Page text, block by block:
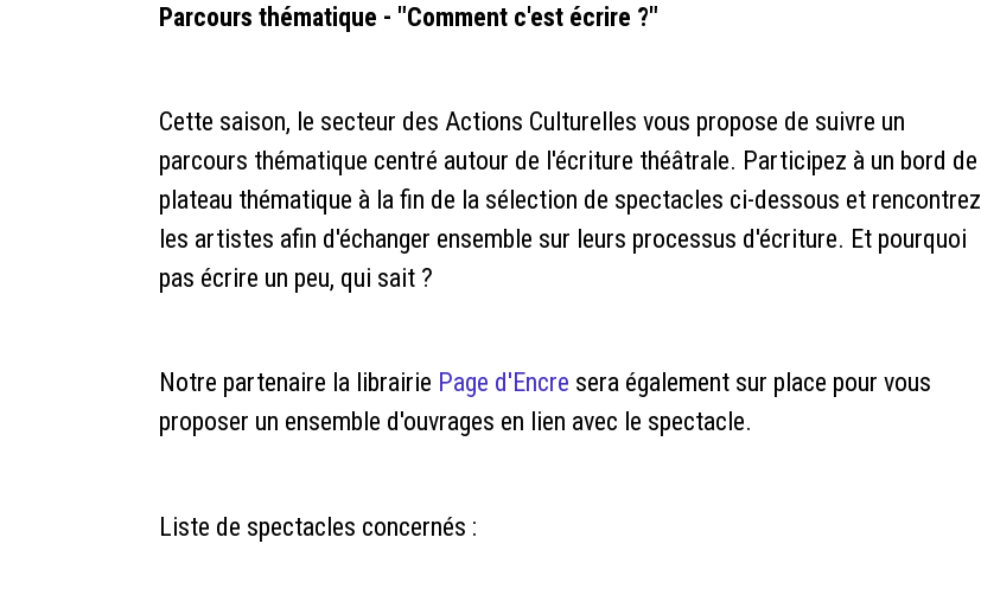
Parcours thématique - "Comment c'est écrire ?"
Cette saison, le secteur des Actions Culturelles vous propose de suivre un
parcours thématique centré autour de l'écriture théâtrale. Participez à un bord de
plateau thématique à la fin de la sélection de spectacles ci-dessous et rencontrez
les artistes afin d'échanger ensemble sur leurs processus d'écriture. Et pourquoi
pas écrire un peu, qui sait ?
Notre partenaire la librairie Page d'Encre sera également sur place pour vous
proposer un ensemble d'ouvrages en lien avec le spectacle.
Liste de spectacles concernés :